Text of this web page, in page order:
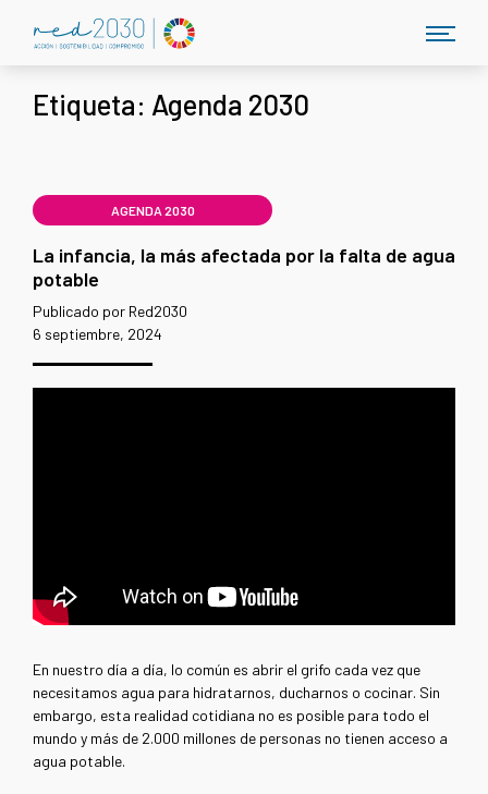
Etiqueta: Agenda 2030
AGENDA 2030
La infancia, la más afectada por la falta de agua
potable
Publicado por Red2030
6 septiembre, 2024
En nuestro día a día, lo común es abrir el grifo cada vez que
necesitamos agua para hidratarnos, ducharnos o cocinar. Sin
embargo, esta realidad cotidiana no es posible para todo el
mundo y más de 2.000 millones de personas no tienen acceso a
agua potable.